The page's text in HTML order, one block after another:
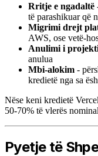
Rritje e ngadaltë
të parashikuar që
Migrimi drejt
AWS, ose vetë-
Anulimi i
anulua
Mbi-alokim -
kredietë nga sa
Nëse keni kredietë
50-70% të vlerës
Pyetje të